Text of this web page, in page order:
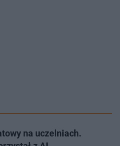
na uczelniach.